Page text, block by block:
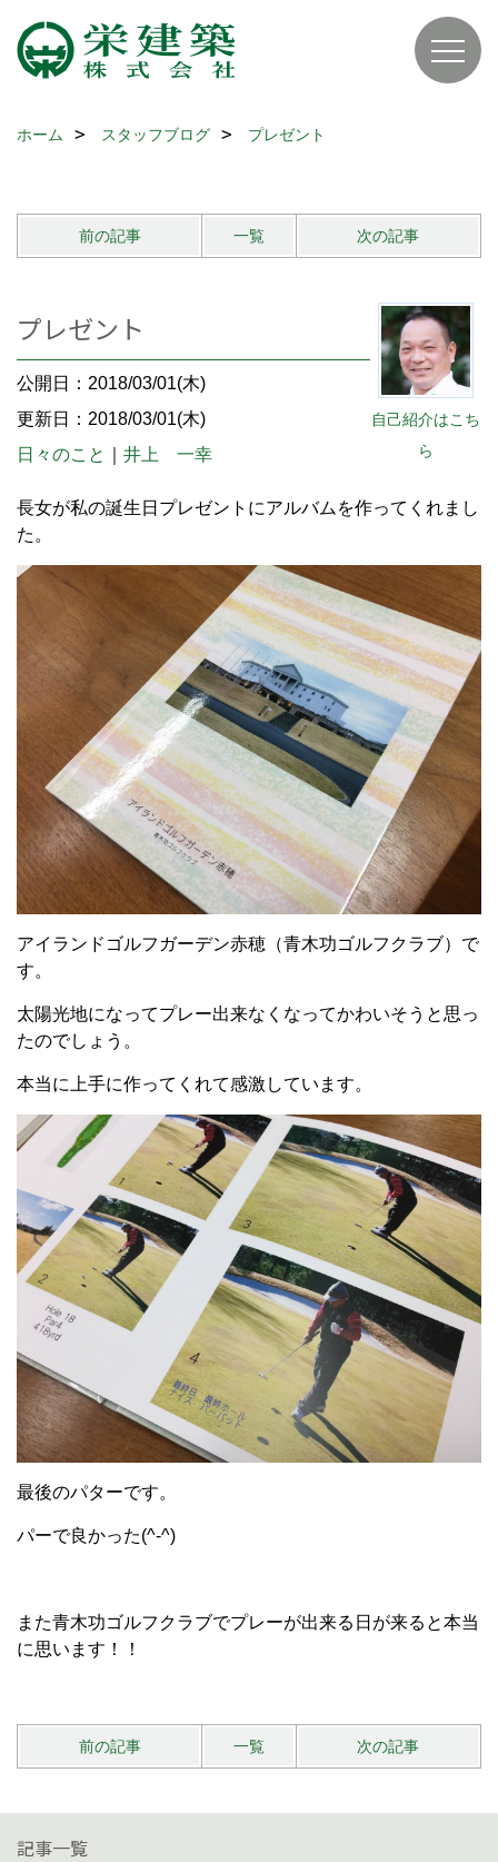
ホーム スタッフブログ プレゼント
前の記事 一覧 次の記事
自己紹介はこち
ら
プレゼント
公開日：2018/03/01(木)
更新日：2018/03/01(木)
日々のこと
井上 一幸
長女が私の誕生日プレゼントにアルバムを作ってくれまし
た。
アイランドゴルフガーデン赤穂（青木功ゴルフクラブ）で
す。
太陽光地になってプレー出来なくなってかわいそうと思っ
たのでしょう。
本当に上手に作ってくれて感激しています。
最後のパターです。
パーで良かった(^-^)
また青木功ゴルフクラブでプレーが出来る日が来ると本当
に思います！！
前の記事 一覧 次の記事
記事一覧